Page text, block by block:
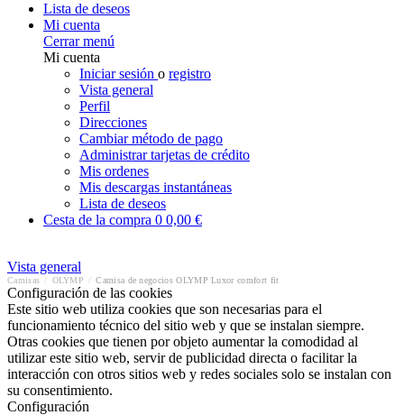
Lista de deseos
Mi cuenta
Cerrar menú
Mi cuenta
Iniciar sesión o registro
Vista general
Perfil
Direcciones
Cambiar método de pago
Administrar tarjetas de crédito
Mis ordenes
Mis descargas instantáneas
Lista de deseos
Cesta de la compra 0 0,00 €
Vista general
Camisas OLYMP Camisa de negocios OLYMP Luxor comfort fit
Configuración de las cookies
Este sitio web utiliza cookies que son necesarias para el
funcionamiento técnico del sitio web y que se instalan siempre.
Otras cookies que tienen por objeto aumentar la comodidad al
utilizar este sitio web, servir de publicidad directa o facilitar la
interacción con otros sitios web y redes sociales solo se instalan con
su consentimiento.
Configuración